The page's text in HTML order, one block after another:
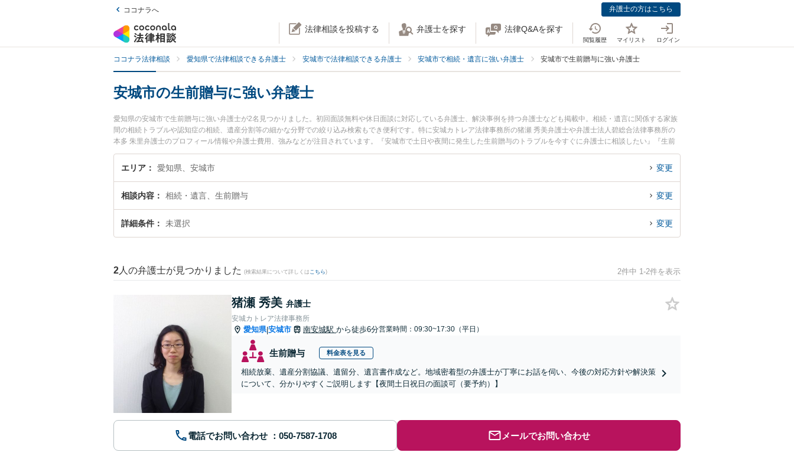
ココナラへ 弁護士の方はこちら
法律相談を投稿する 弁護士を探す 法律Q&Aを探す
閲覧履歴 マイリスト ログイン
ココナラ法律相談 愛知県で法律相談できる弁護士 安城市で法律相談できる弁護士 安城市で相続・遺言に強い弁護士 安城市で生前贈与に強い弁護士
安城市の生前贈与に強い弁護士
愛知県の安城市で生前贈与に強い弁護士が2名見つかりました。初回面談無料や休日面談に対応している弁護士、解決事例を持つ弁護士なども掲載中。相続・遺言に関係する家族
間の相続トラブルや認知症の相続、遺産分割等の細かな分野での絞り込み検索もでき便利です。特に安城カトレア法律事務所の猪瀬 秀美弁護士や弁護士法人碧総合法律事務所の
本多 朱里弁護士のプロフィール情報や弁護士費用、強みなどが注目されています。『安城市で土日や夜間に発生した生前贈与のトラブルを今すぐに弁護士に相談したい』『生前
贈与のトラブル解決の実績豊富な近くの弁護士を検索したい』『初回相談無料で生前贈与を法律相談できる安城市内の弁護士に相談予約したい』などでお困りの相談者さんにおす
すめです。
エリア 愛知県、安城市 変更
相談内容 相続・遺言、生前贈与 変更
詳細条件 未選択 変更
2 人の弁護士が見つかりました (検索結果について詳しくは こちら) 2件中 1-2件を表示
猪瀬 秀美 弁護士
安城カトレア法律事務所
愛知県|安城市 南安城駅 から徒歩6分営業時間：09:30~17:30（平日）
生前贈与 料金表を見る
相続放棄、遺産分割協議、遺留分、遺言書作成など。地域密着型の弁護士が丁寧にお話を伺い、今後の対応方針や解決策
について、分かりやすくご説明します【夜間土日祝日の面談可（要予約）】
電話でお問い合わせ メールでお問い合わせ